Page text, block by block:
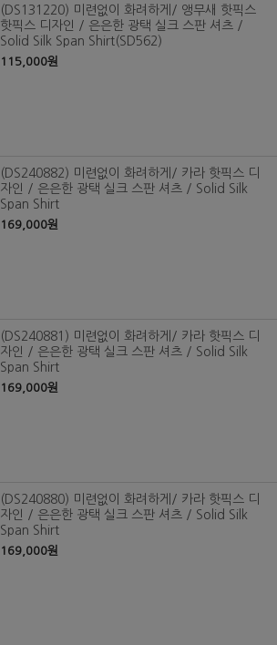
(DS131220) 미련없이 화려하게/ 앵무새 핫픽스
핫픽스 디자인 / 은은한 광택 실크 스판 셔츠 /
Solid Silk Span Shirt(SD562)
115,000원
(DS240882) 미련없이 화려하게/ 카라 핫픽스 디
자인 / 은은한 광택 실크 스판 셔츠 / Solid Silk
Span Shirt
169,000원
(DS240881) 미련없이 화려하게/ 카라 핫픽스 디
자인 / 은은한 광택 실크 스판 셔츠 / Solid Silk
Span Shirt
169,000원
(DS240880) 미련없이 화려하게/ 카라 핫픽스 디
자인 / 은은한 광택 실크 스판 셔츠 / Solid Silk
Span Shirt
169,000원